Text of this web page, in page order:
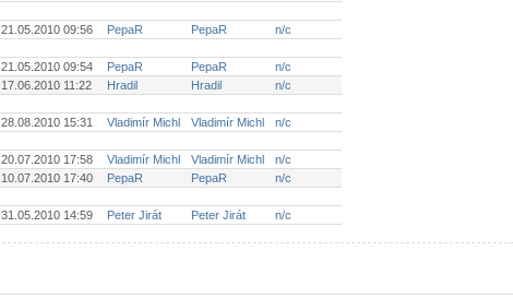
21.05.2010 09:56 PepaR PepaR
n/c
21.05.2010 09:54 PepaR PepaR
n/c
17.06.2010 11:22 Hradil Hradil
n/c
28.08.2010 15:31 Vladimír Michl Vladimír Michl
n/c
20.07.2010 17:58 Vladimír Michl Vladimír Michl
n/c
10.07.2010 17:40 PepaR PepaR
n/c
31.05.2010 14:59 Peter Jirát Peter Jirát n/c